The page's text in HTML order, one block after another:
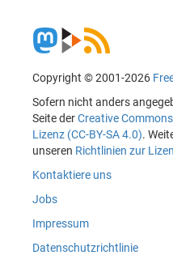
Copyright © 2001-2026
Sofern nicht anders
Seite derCreative
Lizenz (CC-BY-SA 4.0).
unseren Richtlinien zur
Kontaktiere uns
Jobs
Impressum
Datenschutzrichtlinie